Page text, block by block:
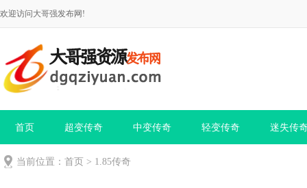
欢迎访问大哥强发布网!
首页 超变传奇 中变传奇 轻变传奇 迷失传
当前位置： 首页 > 1.85传奇